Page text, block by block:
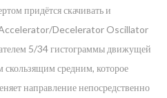
придётся скачивать и
Accelerator/Decelerator Oscillator
5/34 гистограммы движущей
средним, которое
направление непосредственно